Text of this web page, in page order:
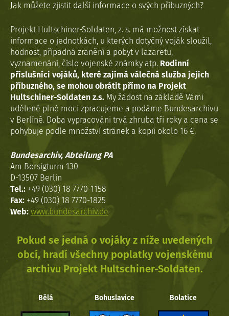
Jak můžete zjistit další informace o svých příbuzných?
Projekt Hultschiner-Soldaten, z. s. má možnost získat
informace o jednotkách, u kterých dotyčný voják sloužil,
hodnost, případná zranění a pobyt v lazaretu,
vyznamenání, číslo vojenské známky atp. Rodinní
příslušníci vojáků, které zajímá válečná služba jejich
příbuzného, se mohou obrátit přímo na Projekt
Hultschiner-Soldaten z.s. My žádost na základě Vámi
udělené plné moci zpracujeme a podáme Bundesarchivu
v Berlíně. Doba vypracováni trvá zhruba tři roky a cena se
pohybuje podle množství stránek a kopií okolo 16 €.
Bundesarchiv, Abteilung PA
Am Borsigturm 130
D-13507 Berlin
Tel.: +49 (030) 18 7770-1158
Fax: +49 (030) 18 7770-1825
Web: www.bundesarchiv.de
Pokud se jedná o vojáky z níže uvedených
obcí, hradí všechny poplatky vojenskému
archivu Projekt Hultschiner-Soldaten.
Bělá Bohuslavice Bolatice